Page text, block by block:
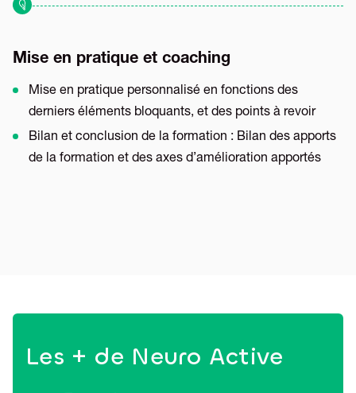
Mise en pratique et coaching
Mise en pratique personnalisé en fonctions des
derniers éléments bloquants, et des points à revoir
Bilan et conclusion de la formation : Bilan des apports
de la formation et des axes d’amélioration apportés
Les + de Neuro Active